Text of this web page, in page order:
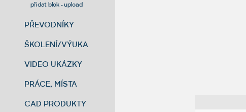
přidat blok - upload
PŘEVODNÍKY
ŠKOLENÍ/VÝUKA
VIDEO UKÁZKY
PRÁCE, MÍSTA
CAD PRODUKTY